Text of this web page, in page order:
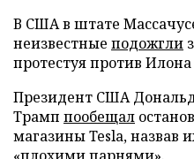
В США в штате
неизвестные подожгли
протестуя против
Президент США
Трамп пообещал
магазины Tesla, назвав